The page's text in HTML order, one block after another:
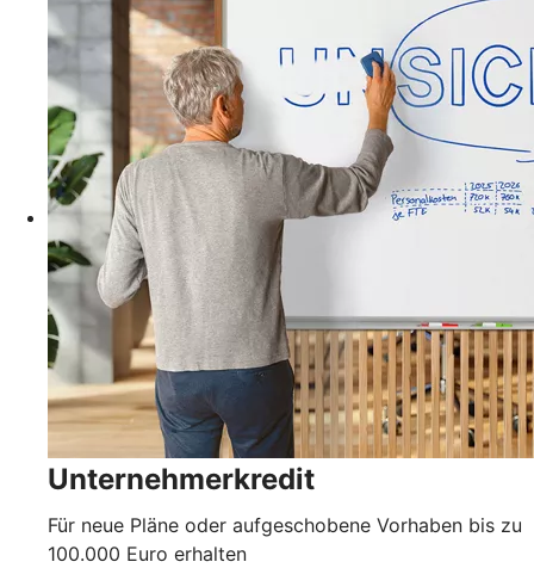
Unternehmerkredit
Für neue Pläne oder aufgeschobene Vorhaben bis zu
100.000 Euro erhalten